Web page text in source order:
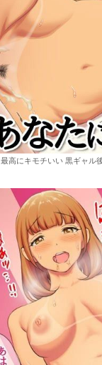
最高にキモチいい 黒ギャル